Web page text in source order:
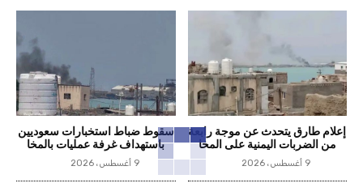
إعلام طارق يتحدث عن موجة رابعة
من الضربات اليمنية على المخا
9 أغسطس، 2026
سقوط ضباط استخبارات سعوديين
باستهداف غرفة عمليات بالمخا
9 أغسطس، 2026